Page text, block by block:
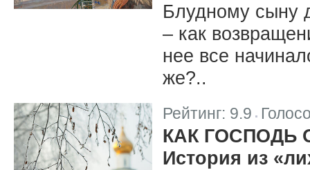
Блудному сыну
– как
нее все
же?..
Рейтинг: 9.9
КАК ГОСПОДЬ
История из